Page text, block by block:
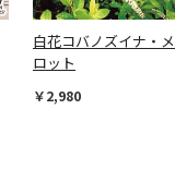
白花コバノズイナ・メ
ロット
￥2,980